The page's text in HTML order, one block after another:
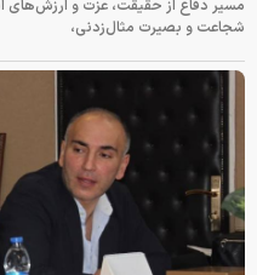
مسیر دفاع از حقیقت، عزت و
شجاعت و بصیرت مثال‌زدنی،